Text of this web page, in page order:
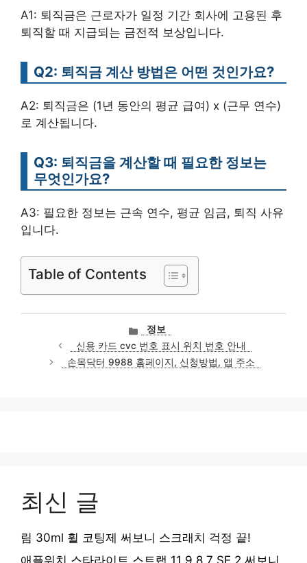
A1: 퇴직금은 근로자가 일정 기간 회사에 고용된 후
퇴직할 때 지급되는 금전적 보상입니다.
Q2: 퇴직금 계산 방법은 어떤 것인가요?
A2: 퇴직금은 (1년 동안의 평균 급여) x (근무 연수)
로 계산됩니다.
Q3: 퇴직금을 계산할 때 필요한 정보는
무엇인가요?
A3: 필요한 정보는 근속 연수, 평균 임금, 퇴직 사유
입니다.
Table of Contents
카
테
고
리
정보
신용 카드 cvc 번호 표시 위치 번호 안내
손목닥터 9988 홈페이지, 신청방법, 앱 주소
최신 글
림 30ml 휠 코팅제 써보니 스크래치 걱정 끝!